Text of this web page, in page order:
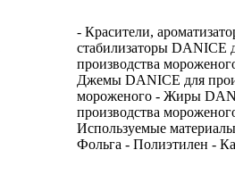
- Красители,
стабилизаторы DANICE
производства
Джемы DANICE для
мороженого - Жиры
производства
Используемые
Фольга - Полиэтилен -